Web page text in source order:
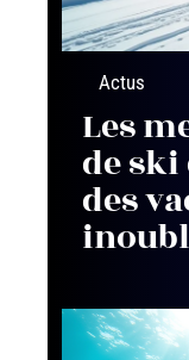
Actus
Les
de ski
des